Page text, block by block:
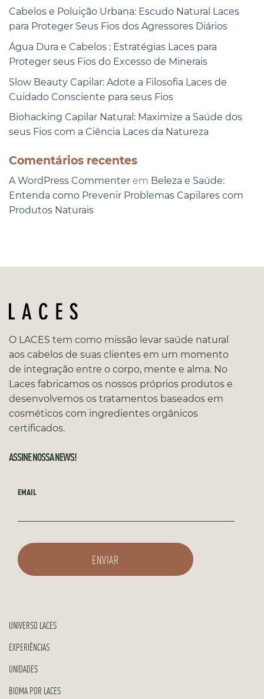
Cabelos e Poluição Urbana: Escudo Natural Laces
para Proteger Seus Fios dos Agressores Diários
Água Dura e Cabelos : Estratégias Laces para
Proteger seus Fios do Excesso de Minerais
Slow Beauty Capilar: Adote a Filosofia Laces de
Cuidado Consciente para seus Fios
Biohacking Capilar Natural: Maximize a Saúde dos
seus Fios com a Ciência Laces da Natureza
Comentários recentes
A WordPress Commenter em Beleza e Saúde:
Entenda como Prevenir Problemas Capilares com
Produtos Naturais
O LACES tem como missão levar saúde natural
aos cabelos de suas clientes em um momento
de integração entre o corpo, mente e alma. No
Laces fabricamos os nossos próprios produtos e
desenvolvemos os tratamentos baseados em
cosméticos com ingredientes orgânicos
certificados.
ASSINE NOSSA NEWS!
EMAIL
UNIVERSO LACES
EXPERIÊNCIAS
UNIDADES
BIOMA POR LACES